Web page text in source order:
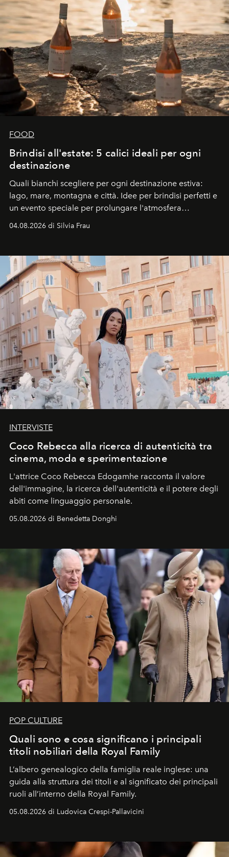
FOOD
Brindisi all'estate: 5 calici ideali per ogni
destinazione
Quali bianchi scegliere per ogni destinazione estiva:
lago, mare, montagna e città. Idee per brindisi perfetti e
un evento speciale per prolungare l'atmosfera
04.08.2026 di Silvia Frau
INTERVISTE
Coco Rebecca alla ricerca di autenticità tra
cinema, moda e sperimentazione
L'attrice Coco Rebecca Edogamhe racconta il valore
dell'immagine, la ricerca dell'autenticità e il potere degli
abiti come linguaggio personale.
05.08.2026 di Benedetta Donghi
POP CULTURE
Quali sono e cosa significano i principali
titoli nobiliari della Royal Family
L’albero genealogico della famiglia reale inglese: una
guida alla struttura dei titoli e al significato dei principali
ruoli all’interno della Royal Family.
05.08.2026 di Ludovica Crespi-Pallavicini